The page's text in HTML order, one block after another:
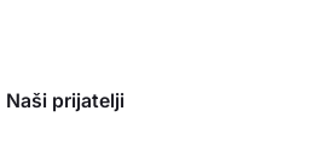
Naši prijatelji